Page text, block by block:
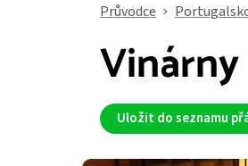
Průvodce
Uložit do seznamu